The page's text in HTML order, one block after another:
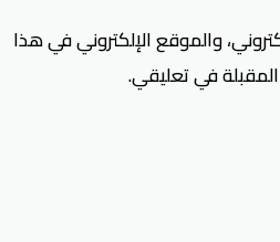
والموقع الإلكتروني في هذا
في تعليقي.